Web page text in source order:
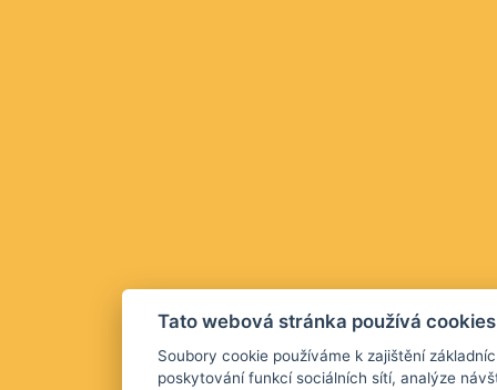
Tato webová stránka používá cookies
Soubory cookie používáme k zajištění
poskytování funkcí sociálních sítí, analýze